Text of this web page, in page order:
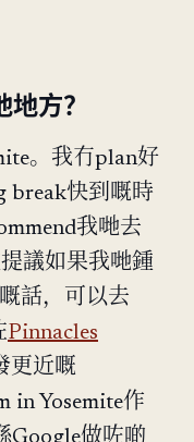
方？
。我冇plan好
break快到嘅時
我哋去
議如果我哋鍾
話，可以去
Pinnacles
更近嘅
in Yosemite作